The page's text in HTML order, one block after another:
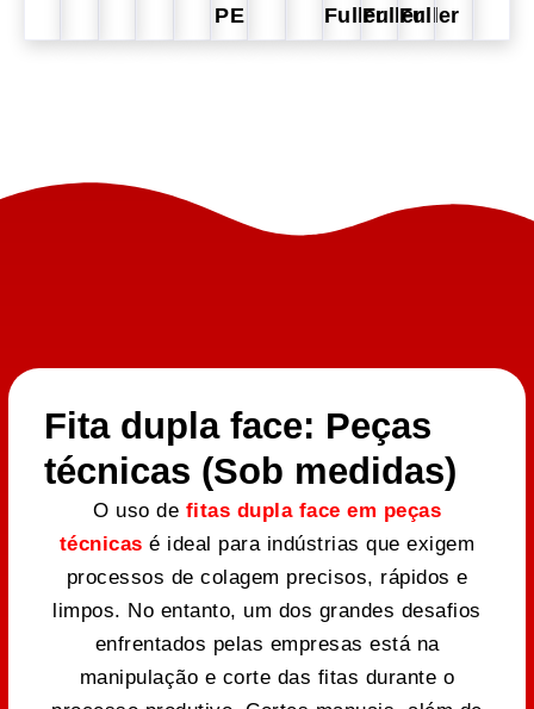
PE
FullerFullerFuller
Fita dupla face: Peças
técnicas (Sob medidas)
O uso de fitas dupla face em peças
técnicas é ideal para indústrias que exigem
processos de colagem precisos, rápidos e
limpos. No entanto, um dos grandes desafios
enfrentados pelas empresas está na
manipulação e corte das fitas durante o